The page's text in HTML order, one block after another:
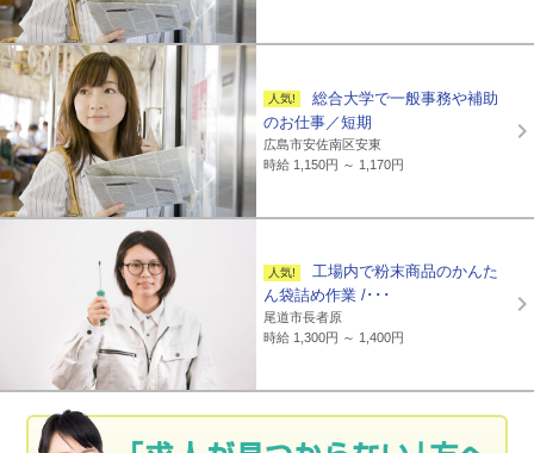
総合大学で一般事務や補助
のお仕事／短期
広島市安佐南区安東
時給 1,150円 ～ 1,170円
工場内で粉末商品のかんた
ん袋詰め作業 /･･･
尾道市長者原
時給 1,300円 ～ 1,400円